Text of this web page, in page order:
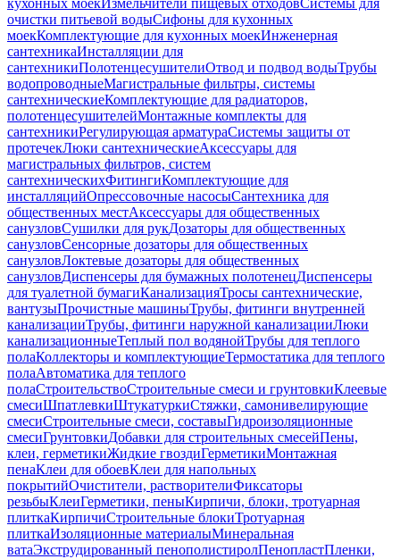
кухонных моекИзмельчители пищевых отходовСистемы для
очистки питьевой водыСифоны для кухонных
моекКомплектующие для кухонных моекИнженерная
сантехникаИнсталляции для
сантехникиПолотенцесушителиОтвод и подвод водыТрубы
водопроводныеМагистральные фильтры, системы
сантехническиеКомплектующие для радиаторов,
полотенцесушителейМонтажные комплекты для
сантехникиРегулирующая арматураСистемы защиты от
протечекЛюки сантехническиеАксессуары для
магистральных фильтров, систем
сантехническихФитингиКомплектующие для
инсталляцийОпрессовочные насосыСантехника для
общественных местАксессуары для общественных
санузловСушилки для рукДозаторы для общественных
санузловСенсорные дозаторы для общественных
санузловЛоктевые дозаторы для общественных
санузловДиспенсеры для бумажных полотенецДиспенсеры
для туалетной бумагиКанализацияТросы сантехнические,
вантузыПрочистные машиныТрубы, фитинги внутренней
канализацииТрубы, фитинги наружной канализацииЛюки
канализационныеТеплый пол водянойТрубы для теплого
полаКоллекторы и комплектующиеТермостатика для теплого
полаАвтоматика для теплого
полаСтроительствоСтроительные смеси и грунтовкиКлеевые
смесиШпатлевкиШтукатуркиСтяжки, самонивелирующие
смесиСтроительные смеси, составыГидроизоляционные
смесиГрунтовкиДобавки для строительных смесейПены,
клеи, герметикиЖидкие гвоздиГерметикиМонтажная
пенаКлеи для обоевКлеи для напольных
покрытийОчистители, растворителиФиксаторы
резьбыКлеиГерметики, пеныКирпичи, блоки, тротуарная
плиткаКирпичиСтроительные блокиТротуарная
плиткаИзоляционные материалыМинеральная
ватаЭкструдированный пенополистиролПенопластПленки,